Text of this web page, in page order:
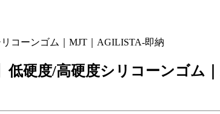
コーンゴム｜MJT｜AGILISTA-即納
低硬度/高硬度シリコーンゴム